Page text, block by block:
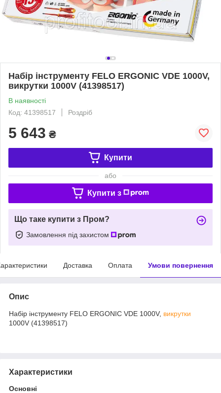
Набір інструменту FELO ERGONІC VDE 1000V,
викрутки 1000V (41398517)
В наявності
Код: 41398517
Роздріб
5 643 ₴
Купити
або
Купити з
Що таке купити з Пром?
Замовлення під захистом
Доставка Оплата Умови повернення
Опис
Набір інструменту FELO ERGONІC VDE 1000V, викрутки
1000V (41398517)
Характеристики
Основні